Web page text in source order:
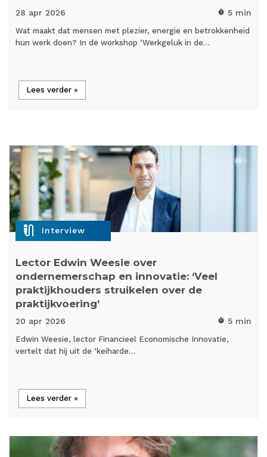
28 apr 2026 timer 5 min
Wat maakt dat mensen met plezier, energie en betrokkenheid
hun werk doen? In de workshop ‘Werkgeluk in de…
Lees verder »
mic_external_on Interview
Lector Edwin Weesie over
ondernemerschap en innovatie: ‘Veel
praktijkhouders struikelen over de
praktijkvoering’
20 apr 2026 timer 5 min
Edwin Weesie, lector Financieel Economische Innovatie,
vertelt dat hij uit de ‘keiharde…
Lees verder »